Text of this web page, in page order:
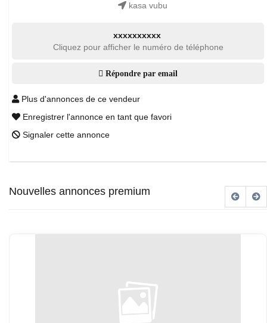
kasa vubu
xxxxxxxxxx
Cliquez pour afficher le numéro de téléphone
Répondre par email
Plus d'annonces de ce vendeur
Enregistrer l'annonce en tant que favori
Signaler cette annonce
Nouvelles annonces premium